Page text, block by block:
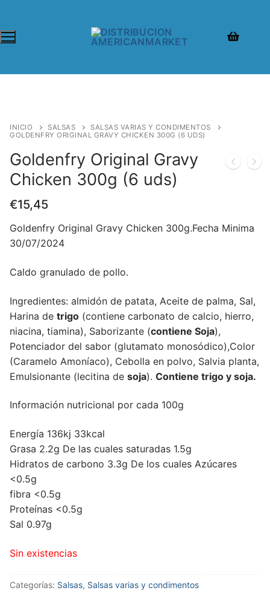
INICIO SALSAS
SALSAS VARIAS Y CONDIMENTOS
GOLDENFRY ORIGINAL GRAVY CHICKEN 300G (6 UDS)
Goldenfry Original Gravy
Chicken 300g (6 uds)
€15,45
Goldenfry Original Gravy Chicken 300g.Fecha Minima
30/07/2024
Caldo granulado de pollo.
Ingredientes: almidón de patata, Aceite de palma, Sal,
Harina de trigo (contiene carbonato de calcio, hierro,
niacina, tiamina), Saborizante (contiene Soja),
Potenciador del sabor (glutamato monosódico),Color
(Caramelo Amoníaco), Cebolla en polvo, Salvia planta,
Emulsionante (lecitina de soja). Contiene trigo y soja.
Información nutricional por cada 100g
Energía 136kj 33kcal
Grasa 2.2g De las cuales saturadas 1.5g
Hidratos de carbono 3.3g De los cuales Azúcares
<0.5g
fibra <0.5g
Proteínas <0.5g
Sal 0.97g
Sin existencias
Categorías: Salsas, Salsas varias y condimentos